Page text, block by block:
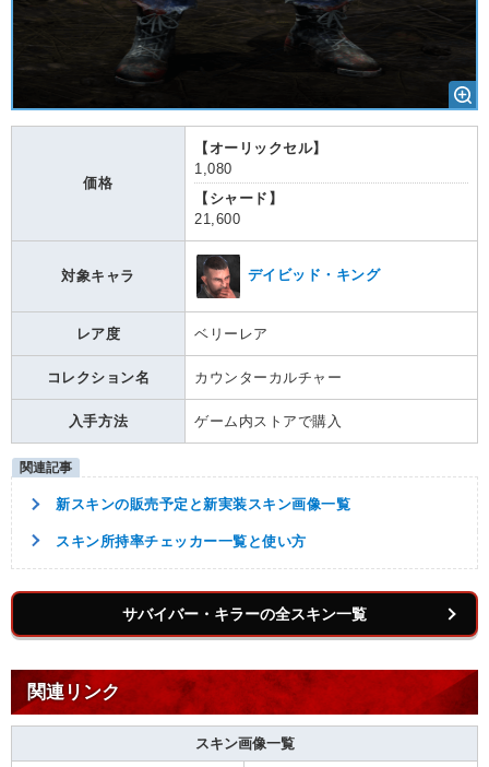
価格
【オーリックセル】
1,080
【シャード】
21,600
対象キャラ デイビッド・キング
レア度 ベリーレア
コレクション名 カウンターカルチャー
入手方法 ゲーム内ストアで購入
新スキンの販売予定と新実装スキン画像一覧
スキン所持率チェッカー一覧と使い方
サバイバー・キラーの全スキン一覧
関連リンク
スキン画像一覧